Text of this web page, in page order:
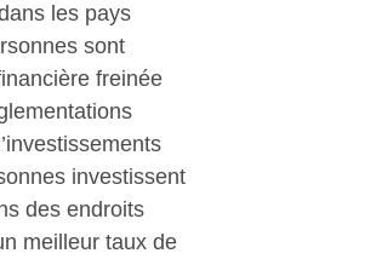
les pays
sont
freinée
investissent
des endroits
meilleur taux de